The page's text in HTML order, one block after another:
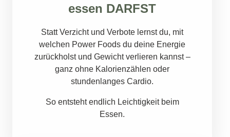
essen DARFST
Statt Verzicht und Verbote lernst du, mit
welchen Power Foods du deine Energie
zurückholst und Gewicht verlieren kannst –
ganz ohne Kalorienzählen oder
stundenlanges Cardio.
So entsteht endlich Leichtigkeit beim
Essen.